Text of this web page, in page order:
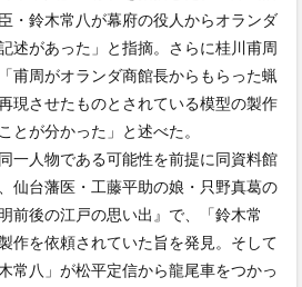
・鈴木常八が幕府の役人からオランダ
述があった」と指摘。さらに桂川甫周
甫周がオランダ商館長からもらった蝋
現させたものとされている模型の製作
とが分かった」と述べた。
一人物である可能性を前提に同資料館
仙台藩医・工藤平助の娘・只野真葛の
後の江戸の思い出』で、「鈴木常
作を依頼されていた旨を発見。そして
常八」が松平定信から龍尾車をつかっ